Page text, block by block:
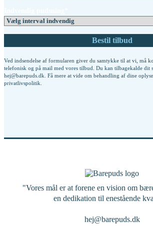
Ved indsendelse af formularen giver du samtykke til at vi, må
telefonisk og på mail med vores tilbud. Du kan tilbagekalde dit
hej@barepuds.dk. Få mere at vide om behandling af dine
privatlivspolitik
"Vores mål er at forene en vision om
en dedikation til enestående
hej@barepuds.dk